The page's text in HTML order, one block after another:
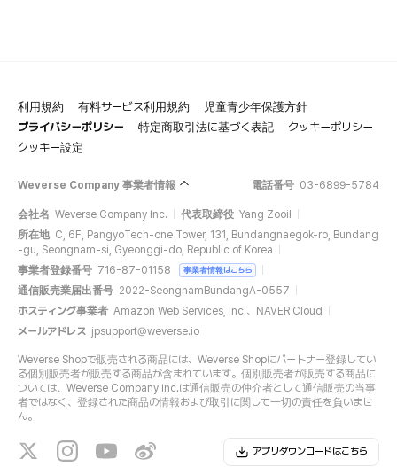
利用規約 有料サービス利用規約
児童青少年保護方針
プライバシーポリシー
特定商取引法に基づく表記
クッキーポリシー
クッキー設定
Weverse Company 事業者情報 電話番号 03-6899-5784
会社名 Weverse Company Inc. 代表取締役 Yang Zooil
所在地 C, 6F, PangyoTech-one Tower, 131, Bundangnaegok-ro, Bundang
-gu, Seongnam-si, Gyeonggi-do, Republic of Korea
事業者登録番号 716-87-01158 事業者情報はこちら
通信販売業届出番号 2022-SeongnamBundangA-0557
ホスティング事業者 Amazon Web Services, Inc.、NAVER Cloud
メールアドレス jpsupport@weverse.io
Weverse Shopで販売される商品には、Weverse Shopにパートナー登録してい
る個別販売者が販売する商品が含まれています。個別販売者が販売する商品に
ついては、Weverse Company Inc.は通信販売の仲介者として通信販売の当事
者ではなく、登録された商品の情報および取引に関して一切の責任を負いませ
ん。
アプリダウンロードはこちら